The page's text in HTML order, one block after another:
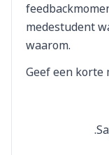
medestudent
waarom.
Geef een